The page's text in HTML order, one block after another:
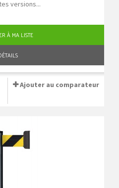
versions...
À MA LISTE
Ajouter au comparateur